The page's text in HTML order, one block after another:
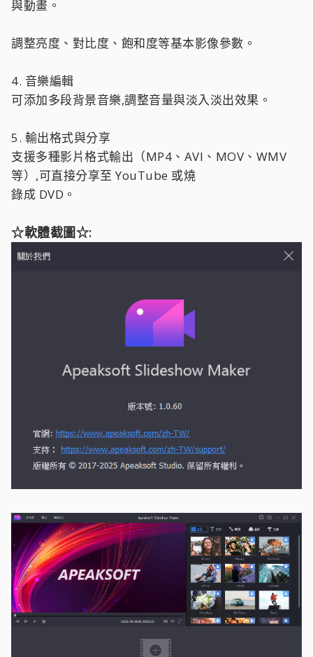
與動畫。
調整亮度、對比度、飽和度等基本影像參數。
4. 音樂編輯
可添加多段背景音樂,調整音量與淡入淡出效果。
5. 輸出格式與分享
支援多種影片格式輸出（MP4、AVI、MOV、WMV
等）,可直接分享至 YouTube 或燒
錄成 DVD。
☆軟體截圖☆: